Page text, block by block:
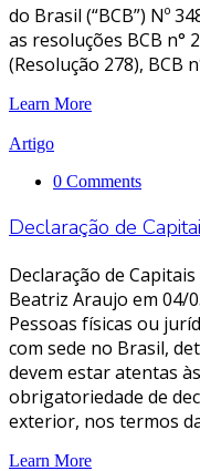
do Brasil (“BCB”) Nº
as resoluções BCB n°
(Resolução 278), BCB
Learn More
Artigo
0 Comments
Declaração de
Declaração de
Beatriz Araujo em 04/
Pessoas físicas ou
com sede no Brasil,
devem estar atentas
obrigatoriedade de
exterior, nos termos
Learn More